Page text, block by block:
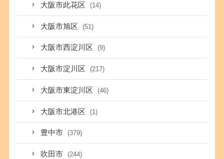
大阪市此花区 (14)
大阪市旭区 (51)
大阪市西淀川区 (9)
大阪市淀川区 (217)
大阪市東淀川区 (46)
大阪市北港区 (1)
豊中市 (379)
吹田市 (244)